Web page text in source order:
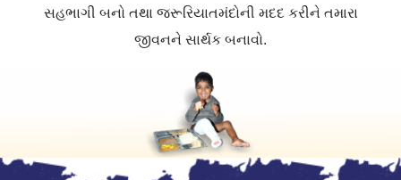
સહભાગી બનો તથા જરૂરિયાતમંદોની મદદ કરીને તમારા
જીવનને સાર્થક બનાવો.